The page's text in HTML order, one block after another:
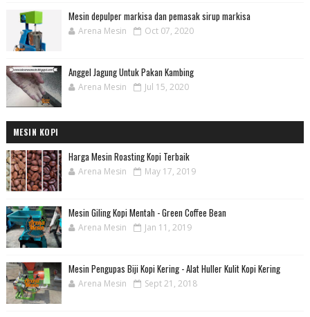
Mesin depulper markisa dan pemasak sirup markisa
Arena Mesin Oct 07, 2020
Anggel Jagung Untuk Pakan Kambing
Arena Mesin Jul 15, 2020
MESIN KOPI
Harga Mesin Roasting Kopi Terbaik
Arena Mesin May 17, 2019
Mesin Giling Kopi Mentah - Green Coffee Bean
Arena Mesin Jan 11, 2019
Mesin Pengupas Biji Kopi Kering - Alat Huller Kulit Kopi Kering
Arena Mesin Sept 21, 2018